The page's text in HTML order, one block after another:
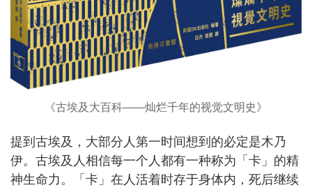
《古埃及大百科——灿烂千年的视觉文明史》
提到古埃及，大部分人第一时间想到的必定是木乃
伊。古埃及人相信每一个人都有一种称为「卡」的精
神生命力。「卡」在人活着时存于身体内，死后继续